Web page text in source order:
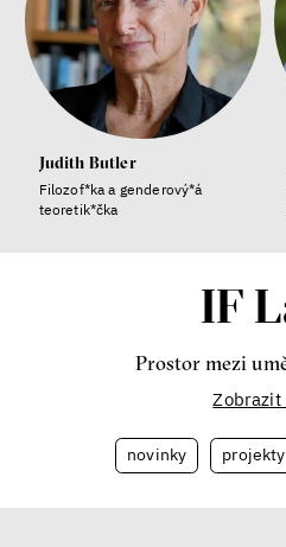
Judith Butler
Filozof*ka a genderový*á
teoretik*čka
IF
Prostor mezi
Zobrazit
novinky projekty